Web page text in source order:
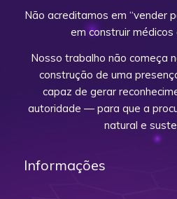
Não acreditamos em “vender
em construir médicos
Nosso trabalho não começa
construção de uma
capaz de gerar
autoridade — para que a
natural e
Informações